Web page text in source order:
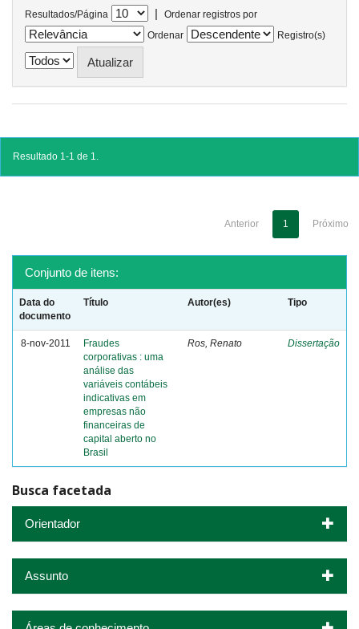
Resultados/Página |
Ordenar registros por
Ordenar
Registro(s)
Resultado 1-1 de 1.
Anterior 1 Próximo
Conjunto de itens:
Data do
documento
Título Autor(es) Tipo
8-nov-2011
Fraudes
corporativas : uma
análise das
variáveis contábeis
indicativas em
empresas não
financeiras de
capital aberto no
Brasil
Ros, Renato Dissertação
Busca facetada
Orientador
Assunto